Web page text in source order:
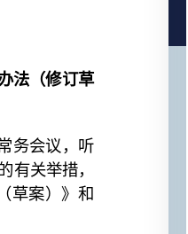
法（修订草
务会议，听
有关举措，
草案）》和